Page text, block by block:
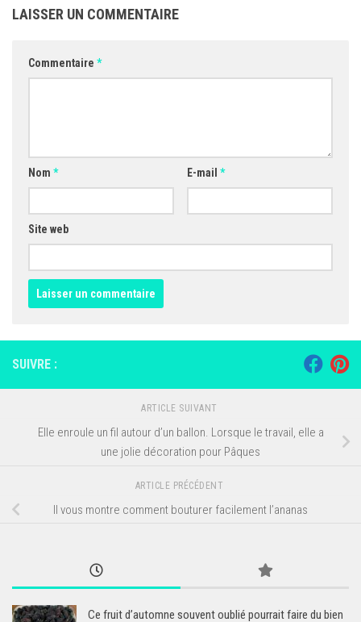
LAISSER UN COMMENTAIRE
Commentaire *
Nom * E-mail *
Site web
SUIVRE :
ARTICLE SUIVANT
Elle enroule un fil autour d’un ballon. Lorsque le travail, elle a
une jolie décoration pour Pâques
ARTICLE PRÉCÉDENT
Il vous montre comment bouturer facilement l’ananas
Ce fruit d’automne souvent oublié pourrait faire du bien